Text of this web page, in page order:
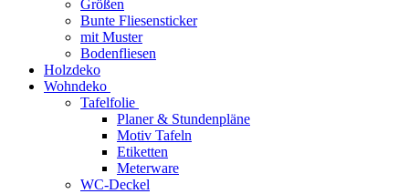
Größen
Bunte Fliesensticker
mit Muster
Bodenfliesen
Holzdeko
Wohndeko
Tafelfolie
Planer & Stundenpläne
Motiv Tafeln
Etiketten
Meterware
WC-Deckel